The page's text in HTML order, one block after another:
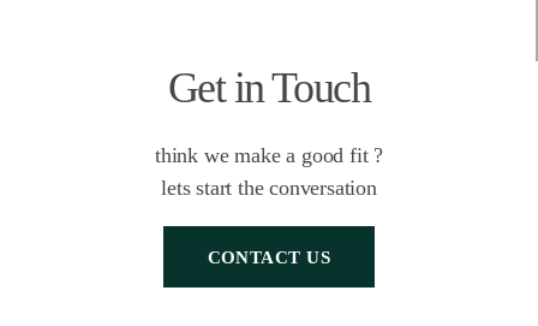
Get in Touch
think we make a good fit ?
lets start the conversation
CONTACT US